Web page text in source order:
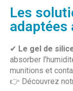
Les
adaptées
✔ Le gel de
absorber
munitions et
👉 Découvrez